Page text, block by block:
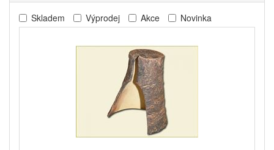
Skladem Výprodej Akce Novinka